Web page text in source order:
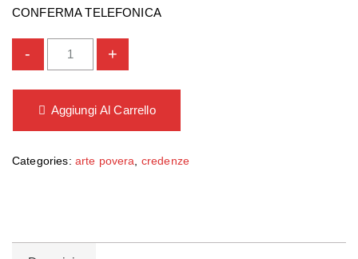
CONFERMA TELEFONICA
- +
Aggiungi Al Carrello
Categories: arte povera credenze